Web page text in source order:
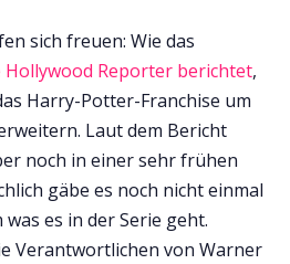
sich freuen: Wie das
Hollywood Reporter berichtet,
Harry-Potter-Franchise um
Laut dem Bericht
noch in einer sehr frühen
gäbe es noch nicht einmal
es in der Serie geht.
Verantwortlichen von Warner